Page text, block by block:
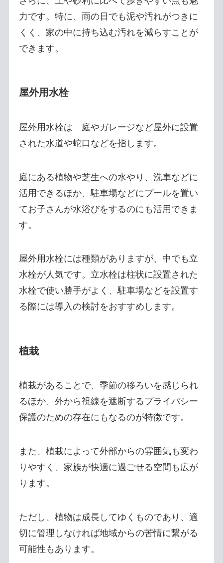
力です。特に、雨の日でも泥や汚れがつきに
くく、家の中に持ち込む汚れを減らすことが
できます。
屋外用水栓
屋外用水栓は 庭やガレージなど屋外に設置
された水道や蛇口などを指します。
庭にある植物や芝生への水やり、洗車などに
活用できるほか、駐車場などにプールを置い
てお子さんが水浴びをするのにも活用できま
す。
屋外用水栓には種類がありますが、中でも立
水栓が人気です。立水栓は柱状に設置された
水栓で使い勝手がよく、駐車場などを設置す
る際には導入の検討をおすすめします。
植栽
植栽があることで、季節の移ろいを感じられ
るほか、外から視線を遮断するプライバシー
保護のための存在にもなるのが特徴です。
また、植栽によって外部からの雰囲気も変わ
りやすく、家族が快適に過ごせる空間も広が
ります。
ただし、植物は成長してゆくものであり、適
切に管理しなければ地域からの苦情に繋がる
可能性もあります。